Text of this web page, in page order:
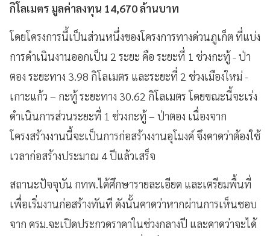
กิโลเมตร มูลค่าลงทุน 14,670 ล้านบาท
โดยโครงการนี้เป็นส่วนหนึ่งของโครงการทางด่วนภูเก็ต ที่แบ่ง
การดำเนินงานออกเป็น 2 ระยะ คือ ระยะที่ 1 ช่วงกะทู้ - ป่า
ตอง ระยะทาง 3.98 กิโลเมตร และระยะที่ 2 ช่วงเมืองใหม่ -
เกาะแก้ว – กะทู้ ระยะทาง 30.62 กิโลเมตร โดยขณะนี้จะเร่ง
ดำเนินการส่วนระยะที่ 1 ช่วงกะทู้ – ป่าตอง เนื่องจาก
โครงสร้างงานนี้จะเป็นการก่อสร้างงานอุโมงค์ จึงคาดว่าต้องใช้
เวลาก่อสร้างประมาณ 4 ปีแล้วเสร็จ
สถานะปัจจุบัน กทพ.ได้ศึกษารายละเอียด และเตรียมพื้นที่
เพื่อเริ่มงานก่อสร้างทันที ดังนั้นคาดว่าหากผ่านการเห็นชอบ
จาก ครม.จะเปิดประกวดราคาในช่วงกลางปี และคาดว่าจะได้